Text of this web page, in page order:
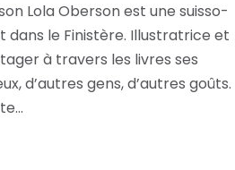
Lola Oberson est une suisso-
le Finistère. Illustratrice et
à travers les livres ses
d’autres gens, d’autres goûts.